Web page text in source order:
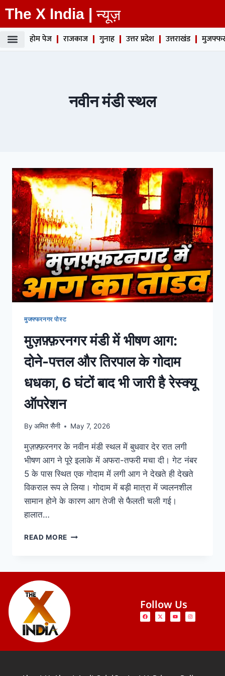
The X India | न्यूज़
होम पेज राजकाज गुनाह उत्तर प्रदेश उत्तराखंड
नवीन मंडी स्थल
मुजफ्फरनगर पोस्ट
मुज़फ़्फ़रनगर मंडी में भीषण आग:
दोने-पत्तल और तिरपाल के गोदाम
धधका, 6 घंटों बाद भी जारी है रेस्क्यू
ऑपरेशन
By अमित सैनी May 7, 2026
मुज़फ़्फ़रनगर के नवीन मंडी स्थल में बुधवार देर रात लगी
भीषण आग ने पूरे इलाके में अफरा-तफरी मचा दी। गेट नंबर
5 के पास स्थित एक गोदाम में लगी आग ने देखते ही देखते
विकराल रूप ले लिया। गोदाम में बड़ी मात्रा में ज्वलनशील
सामान होने के कारण आग तेजी से फैलती चली गई।
हालात…
READ MORE
Follow Us